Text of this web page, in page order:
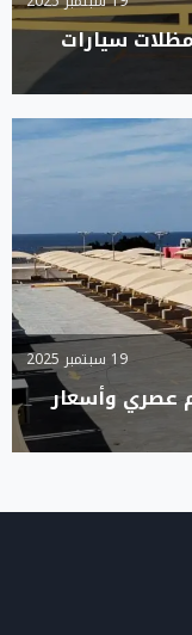
| تركيب مظلات سيارات
19 سبتمبر 2025
عصري وأسعار